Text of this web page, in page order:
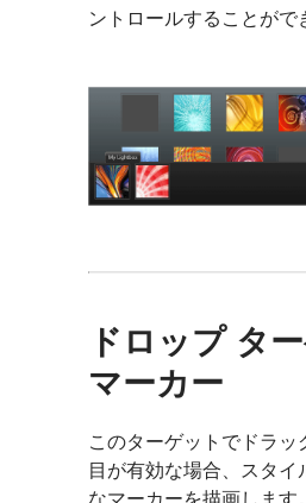
ントロールすることがで
ドロップ タ
マーカー
このターゲットでドラッ
目が有効な場合、スタイ
なマーカーを描画します。